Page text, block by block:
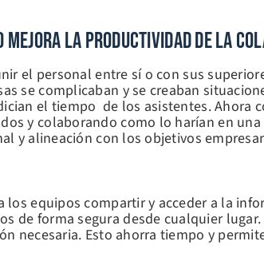
Mejora La Productividad De La
el personal entre sí o con sus
se complicaban y se creaban
el tiempo de los asistentes.
y colaborando como lo harían en
y alineación con los objetivos
los equipos compartir y acceder a la
de forma segura desde cualquier
necesaria. Esto ahorra tiempo y